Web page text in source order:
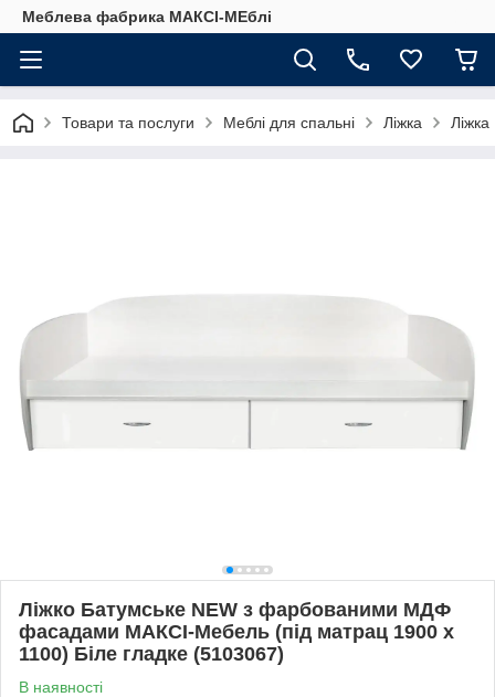
Меблева фабрика МАКСІ-МЕблі
Товари та послуги Меблі для спальні Ліжка Ліжка
Ліжко Батумське NEW з фарбованими МДФ
фасадами МАКСІ-Мебель (під матрац 1900 х
1100) Біле гладке (5103067)
В наявності